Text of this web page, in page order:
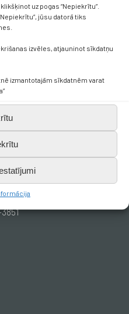
uz pogas “Nepiekrītu”.
jūsu datorā tiks
izvēles, atjauninot sīkdatņu
izmantotajām sīkdatnēm varat